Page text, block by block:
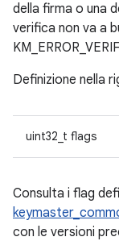
della firma o una
verifica non va a
Definizione nella
uint32_t flags
Consulta i flag
con le versioni